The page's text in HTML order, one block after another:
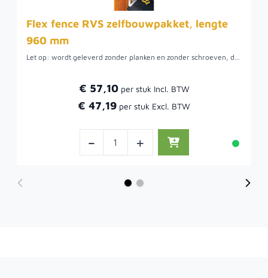
Flex fence RVS zelfbouwpakket, lengte
960 mm
Let op: wordt geleverd zonder planken en zonder schroeven, dus alleen het metalen frame!
€ 57,10
€ 47,19
- +